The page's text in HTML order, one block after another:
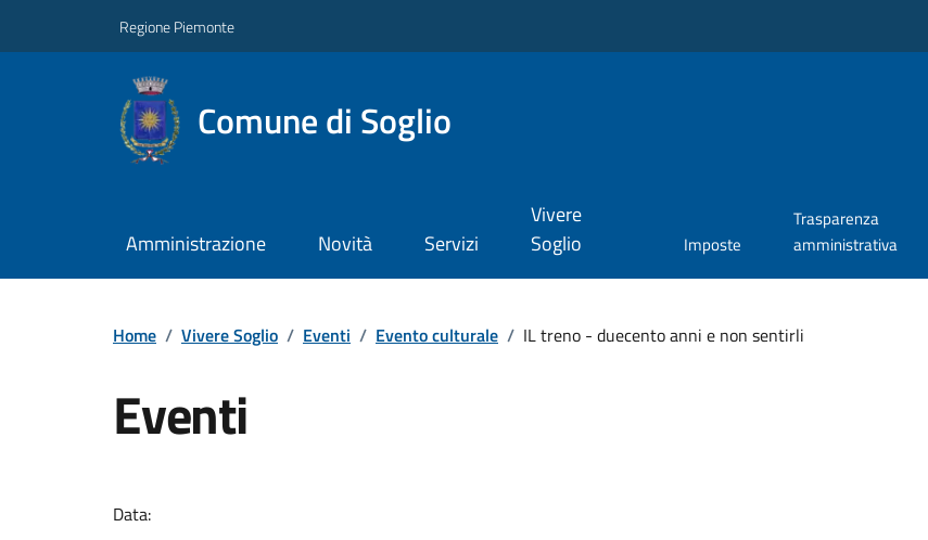
Regione Piemonte
Comune di Soglio
Amministrazione Novità Servizi
Vivere
Soglio
Imposte
Trasparenza
amministrativa
Home / Vivere Soglio / Eventi / Evento culturale / IL treno - duecento anni e non sentirli
Eventi
Data: